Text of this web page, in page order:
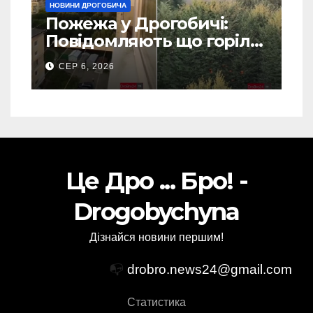
НОВИНИ ДРОГОБИЧА
Пожежа у Дрогобичі:
Повідомляють що горіло
5 гаражів (Відео)
СЕР 6, 2026
Це Дро ... Бро! -
Drogobychyna
Дізнайся новини першим!
📭 drobro.news24@gmail.com
Статистика